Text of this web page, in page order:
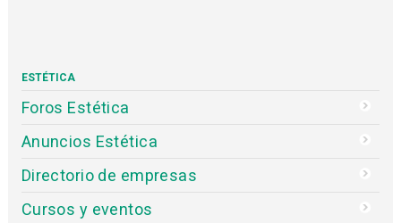
ESTÉTICA
Foros Estética
Anuncios Estética
Directorio de empresas
Cursos y eventos